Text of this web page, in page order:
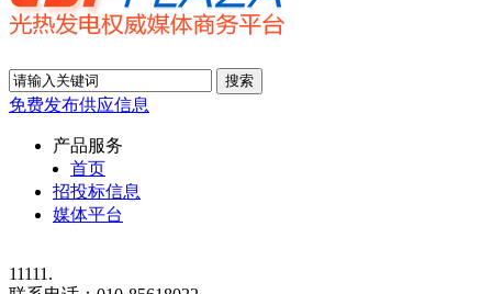
免费发布供应信息
产品服务
首页
招投标信息
媒体平台
11111.